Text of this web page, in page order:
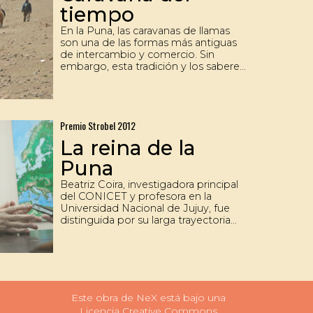
tiempo
En la Puna, las caravanas de llamas
son una de las formas más antiguas
de intercambio y comercio. Sin
embargo, esta tradición y los saberes
Premio Strobel 2012
La reina de la
Puna
Beatriz Coira, investigadora principal
del CONICET y profesora en la
Universidad Nacional de Jujuy, fue
distinguida por su larga trayectoria
directora del Instituto de Geología y
Minería de la UNJu.
Este obra de NeX está bajo una